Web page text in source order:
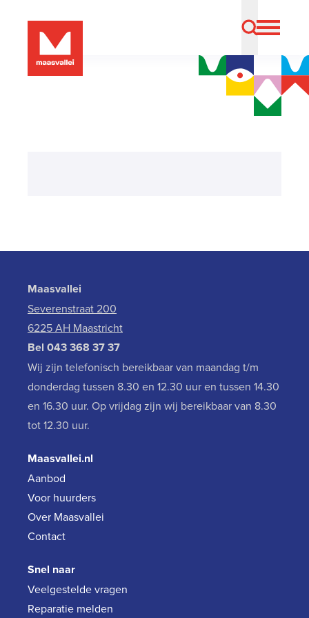
Maasvallei
Severenstraat 200
6225 AH Maastricht
Bel 043 368 37 37
Wij zijn telefonisch bereikbaar van maandag t/m
donderdag tussen 8.30 en 12.30 uur en tussen 14.30
en 16.30 uur. Op vrijdag zijn wij bereikbaar van 8.30
tot 12.30 uur.
Maasvallei.nl
Aanbod
Voor huurders
Over Maasvallei
Contact
Snel naar
Veelgestelde vragen
Reparatie melden